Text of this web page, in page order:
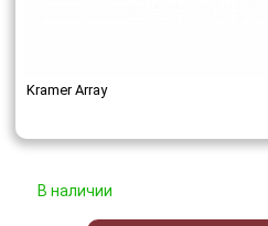
Kramer Array
В наличии